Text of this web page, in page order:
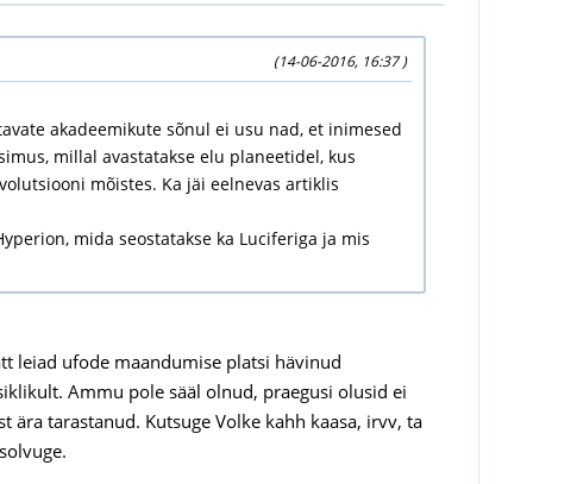
(14-06-2016, 16:37 )
akadeemikute sõnul ei usu nad, et inimesed
millal avastatakse elu planeetidel, kus
mõistes. Ka jäi eelnevas artiklis
mida seostatakse ka Luciferiga ja mis
leiad ufode maandumise platsi hävinud
Ammu pole sääl olnud, praegusi olusid ei
tarastanud. Kutsuge Volke kahh kaasa, irvv, ta